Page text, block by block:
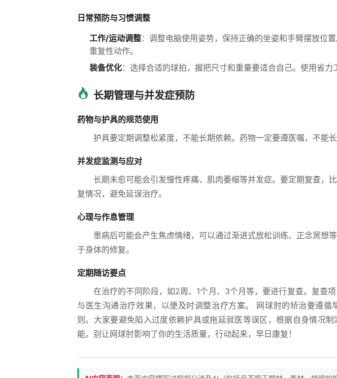
日常预防与习惯调整
工作/运动调整：调整电脑使用姿势，保持正确的坐姿和手臂摆放位
重复性动作。
装备优化：选择合适的球拍，握把尺寸和重量要适合自己。使用省力
长期管理与并发症预防
药物与护具的规范使用
护具要定期调整松紧度，不能长期依赖。药物一定要遵医嘱，不能
并发症监测与应对
长期未愈可能会引发慢性疼痛、肌肉萎缩等并发症。要定期复查，
复情况，避免延误治疗。
心理与作息管理
患病后可能会产生焦虑情绪，可以通过渐进式放松训练、正念冥想
于身体的修复。
定期随访要点
在治疗的不同阶段，如2周、1个月、3个月等，要进行复查。复查
与医生沟通治疗效果，以便及时调整治疗方案。 网球肘的矫治要遵循
则。大家要避免陷入过度依赖护具或拖延就医等误区，根据自身情况
能。别让网球肘影响了你的生活质量，行动起来，早日康复！